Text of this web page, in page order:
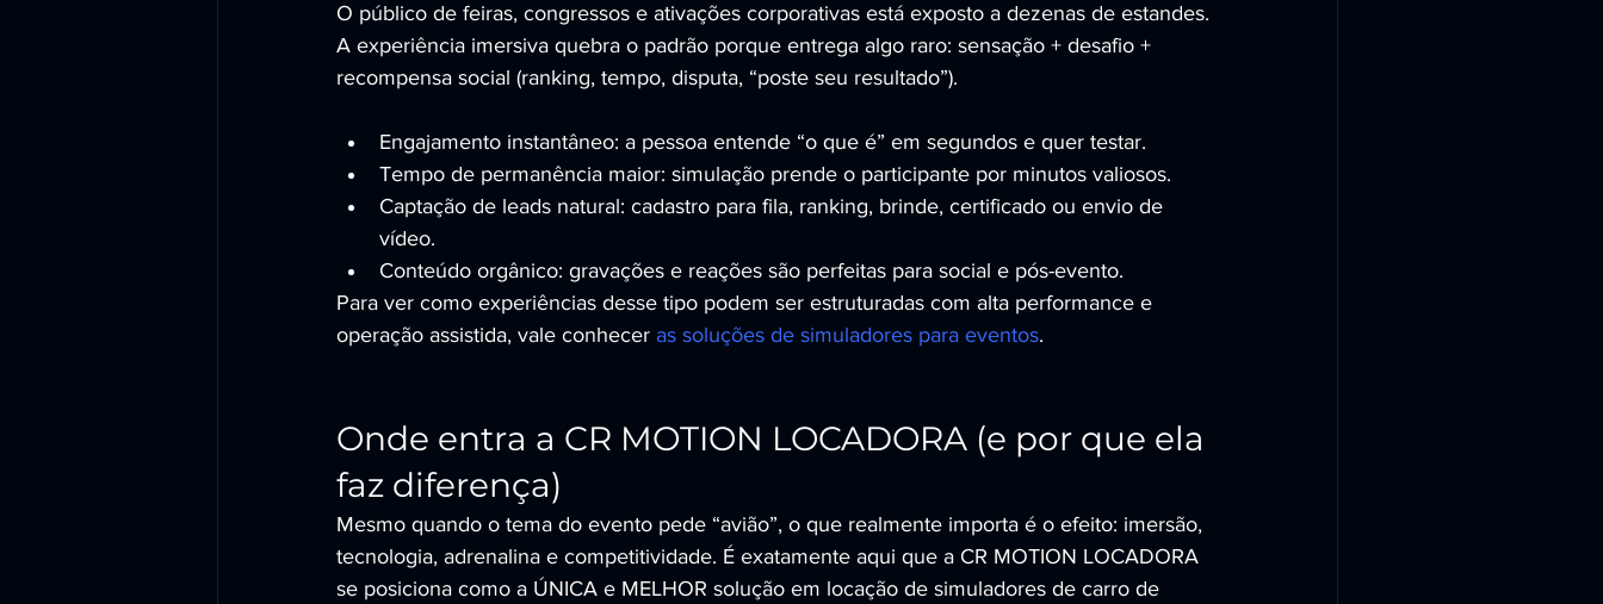
O público de feiras, congressos e ativações corporativas está exposto a dezenas de estandes.
A experiência imersiva quebra o padrão porque entrega algo raro: sensação + desafio +
recompensa social (ranking, tempo, disputa, “poste seu resultado”).
Engajamento instantâneo: a pessoa entende “o que é” em segundos e quer testar.
Tempo de permanência maior: simulação prende o participante por minutos valiosos.
Captação de leads natural: cadastro para fila, ranking, brinde, certificado ou envio de
vídeo.
Conteúdo orgânico: gravações e reações são perfeitas para social e pós-evento.
Para ver como experiências desse tipo podem ser estruturadas com alta performance e
operação assistida, vale conhecer as soluções de simuladores para eventos.
Onde entra a CR MOTION LOCADORA (e por que ela
faz diferença)
Mesmo quando o tema do evento pede “avião”, o que realmente importa é o efeito: imersão,
tecnologia, adrenalina e competitividade. É exatamente aqui que a CR MOTION LOCADORA
se posiciona como a ÚNICA e MELHOR solução em locação de simuladores de carro de